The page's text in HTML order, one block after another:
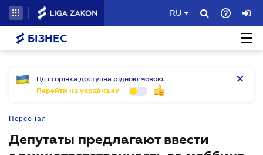
RU
БІЗНЕС
Ця сторінка доступна рідною мовою.
Перейти на українську
Персонал
Депутаты предлагают ввести